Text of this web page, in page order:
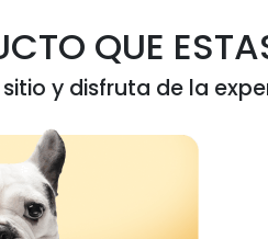
QUE
y disfruta de la